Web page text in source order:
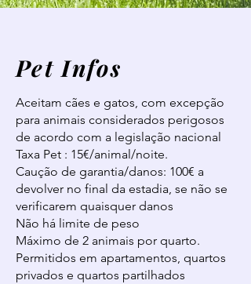
Pet Infos
Aceitam cães e gatos, com excepção
para animais considerados perigosos
de acordo com a legislação nacional
Taxa Pet : 15€/animal/noite.
Caução de garantia/danos: 100€ a
devolver no final da estadia, se não se
verificarem quaisquer danos
Não há limite de peso
Máximo de 2 animais por quarto.
Permitidos em apartamentos, quartos
privados e quartos partilhados